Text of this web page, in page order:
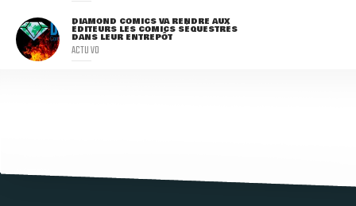
DIAMOND COMICS VA RENDRE AUX
ÉDITEURS LES COMICS SÉQUESTRÉS
DANS LEUR ENTREPÔT
ACTU VO